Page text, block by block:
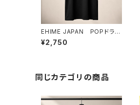
EHIME JAPAN POPドライ
Tシャツ〈黒×白〉
¥2,750
同じカテゴリの商品